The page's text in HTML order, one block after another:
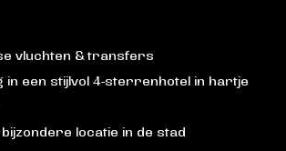
vluchten & transfers
in een stijlvol 4-sterrenhotel in hartje
locatie in de stad